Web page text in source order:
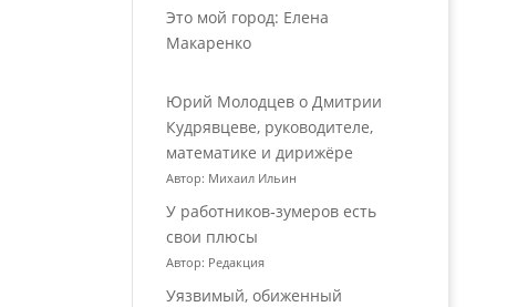
Это мой город: Елена
Макаренко
Юрий Молодцев о Дмитрии
Кудрявцеве, руководителе,
математике и дирижёре
Автор: Михаил Ильин
У работников‑зумеров есть
свои плюсы
Автор: Редакция
Уязвимый, обиженный